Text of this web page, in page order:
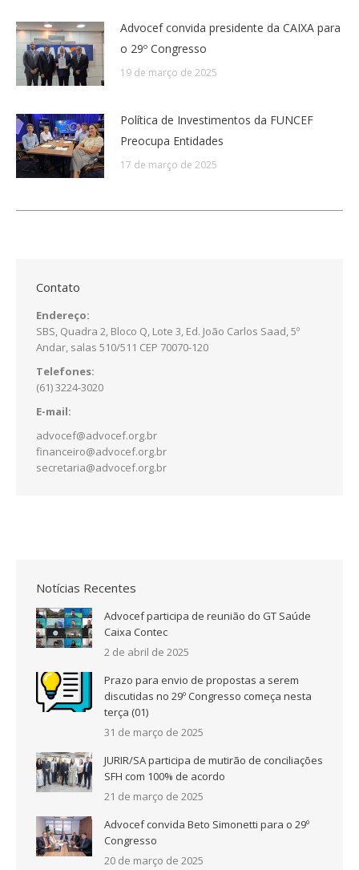
Advocef convida presidente da CAIXA para
o 29º Congresso
19 de março de 2025
Política de Investimentos da FUNCEF
Preocupa Entidades
17 de março de 2025
Contato
Endereço:
SBS, Quadra 2, Bloco Q, Lote 3, Ed. João Carlos Saad, 5º
Andar, salas 510/511 CEP 70070-120
Telefones:
(61) 3224-3020
E-mail:
advocef@advocef.org.br
financeiro@advocef.org.br
secretaria@advocef.org.br
Notícias Recentes
Advocef participa de reunião do GT Saúde
Caixa Contec
2 de abril de 2025
Prazo para envio de propostas a serem
discutidas no 29º Congresso começa nesta
terça (01)
31 de março de 2025
JURIR/SA participa de mutirão de conciliações
SFH com 100% de acordo
21 de março de 2025
Advocef convida Beto Simonetti para o 29º
Congresso
20 de março de 2025